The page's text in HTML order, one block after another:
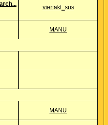
viertakt_sus
MANU
MANU